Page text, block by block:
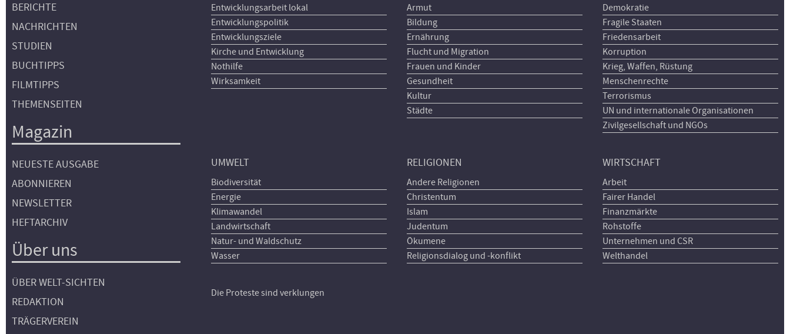
BERICHTE
NACHRICHTEN
STUDIEN
BUCHTIPPS
FILMTIPPS
THEMENSEITEN
Magazin
NEUESTE AUSGABE
ABONNIEREN
NEWSLETTER
HEFTARCHIV
Über uns
ÜBER WELT-SICHTEN
REDAKTION
TRÄGERVEREIN
Entwicklungsarbeit lokal
Entwicklungspolitik
Entwicklungsziele
Kirche und Entwicklung
Nothilfe
Wirksamkeit
Armut
Bildung
Ernährung
Flucht und Migration
Frauen und Kinder
Gesundheit
Kultur
Städte
Demokratie
Fragile Staaten
Friedensarbeit
Korruption
Krieg, Waffen, Rüstung
Menschenrechte
Terrorismus
UN und internationale Organisationen
Zivilgesellschaft und NGOs
UMWELT
Biodiversität
Energie
Klimawandel
Landwirtschaft
Natur- und Waldschutz
Wasser
RELIGIONEN
Andere Religionen
Christentum
Islam
Judentum
Ökumene
Religionsdialog und -konflikt
WIRTSCHAFT
Arbeit
Fairer Handel
Finanzmärkte
Rohstoffe
Unternehmen und CSR
Welthandel
Die Proteste sind verklungen